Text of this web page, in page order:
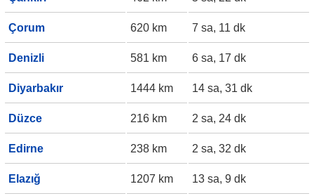
Çorum 620 km 7 sa, 11 dk
Denizli 581 km 6 sa, 17 dk
Diyarbakır 1444 km 14 sa, 31 dk
Düzce 216 km 2 sa, 24 dk
Edirne 238 km 2 sa, 32 dk
Elazığ 1207 km 13 sa, 9 dk